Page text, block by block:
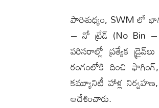
పారిశుధ్యం, SWM లో
– నో ట్రేడ్ (No Bin –
పరిసరాల్లో ప్రత్యేక
రంగంలోకి దించి
కమ్యూనిటీ హాళ్ల
ఆదేశించారు.